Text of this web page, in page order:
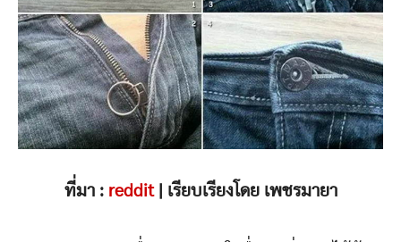
ที่มา : reddit| เรียบเรียงโดย เพชรมายา